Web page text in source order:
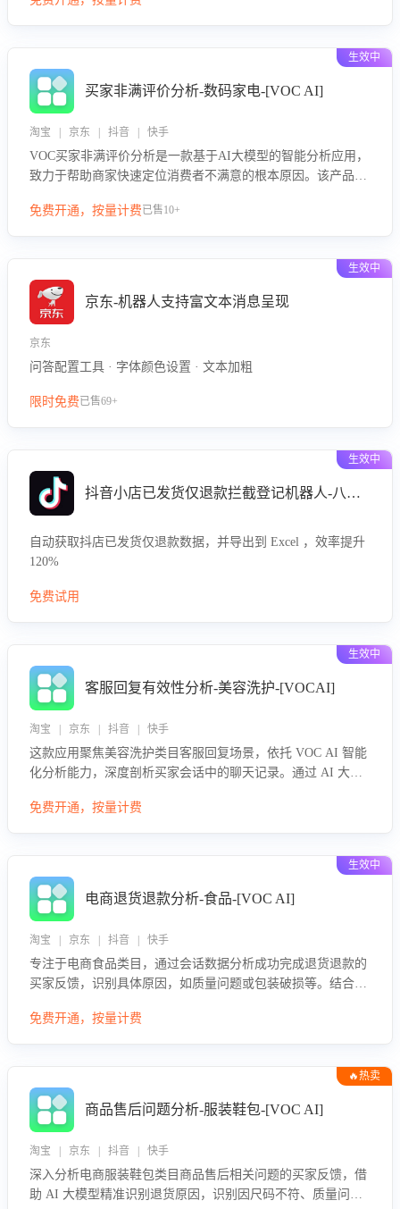
绪、归因争议根源，并客观评估客服应对合理性与成效。系统
生效中
买家非满评价分析-数码家电-[VOC AI]
淘宝 | 京东 | 抖音 | 快手
VOC买家非满评价分析是一款基于AI大模型的智能分析应用，
致力于帮助商家快速定位消费者不满意的根本原因。该产品可
或其它部门原因，明确责任归属，提供可落地的改进建议与策
免费开通，按量计费已售10+
生效中
京东-机器人支持富文本消息呈现
京东
问答配置工具 · 字体颜色设置 · 文本加粗
限时免费已售69+
生效中
抖音小店已发货仅退款拦截登记机器人-八爪鱼
自动获取抖店已发货仅退款数据，并导出到 Excel ，效率提升
120%
免费试用
生效中
客服回复有效性分析-美容洗护-[VOCAI]
淘宝 | 京东 | 抖音 | 快手
这款应用聚焦美容洗护类目客服回复场景，依托 VOC AI 智能
化分析能力，深度剖析买家会话中的聊天记录。通过 AI 大模
效性与完整性，输出针对性改进策略，助力商家快速优化快捷
免费开通，按量计费
生效中
电商退货退款分析-食品-[VOC AI]
淘宝 | 京东 | 抖音 | 快手
专注于电商食品类目，通过会话数据分析成功完成退货退款的
买家反馈，识别具体原因，如质量问题或包装破损等。结合AI
低退款率，提升售后效率。
免费开通，按量计费
🔥热卖
商品售后问题分析-服装鞋包-[VOC AI]
淘宝 | 京东 | 抖音 | 快手
深入分析电商服装鞋包类目商品售后相关问题的买家反馈，借
助 AI 大模型精准识别退货原因，识别因尺码不符、质量问题